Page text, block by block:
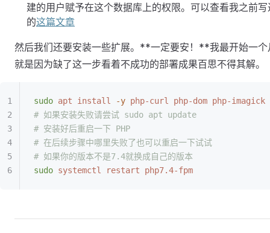
建的用户赋予在这个数据库上的权限。可以查看我之前写
的这篇文章
然后我们还要安装一些扩展。**一定要安！**我最开始一个
就是因为缺了这一步看着不成功的部署成果百思不得其解。
sudo apt install -y php-curl php-dom php-imagick
# 如果安装失败请尝试 sudo apt update
# 安装好后重启一下 PHP
# 在后续步骤中哪里失败了也可以重启一下试试
# 如果你的版本不是7.4就换成自己的版本
sudo systemctl restart php7.4-fpm